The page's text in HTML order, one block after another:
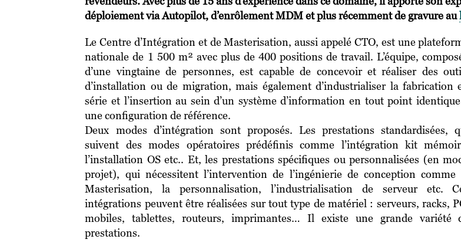
déploiement via Autopilot, d’enrôlement MDM et plus récemment de gravure au
Le Centre d’Intégration et de Masterisation, aussi appelé CTO, est une
nationale de 1 500 m² avec plus de 400 positions de travail. L’équipe,
d’une vingtaine de personnes, est capable de concevoir et réaliser des
d’installation ou de migration, mais également d’industrialiser la fabrication
série et l’insertion au sein d’un système d’information en tout point
une configuration de référence.
Deux modes d’intégration sont proposés. Les prestations standardisées,
suivent des modes opératoires prédéfinis comme l’intégration kit
l’installation OS etc.. Et, les prestations spécifiques ou personnalisées (en
projet), qui nécessitent l’intervention de l’ingénierie de conception comme
Masterisation, la personnalisation, l’industrialisation de serveur etc.
intégrations peuvent être réalisées sur tout type de matériel : serveurs, racks,
mobiles, tablettes, routeurs, imprimantes… Il existe une grande variété
prestations.